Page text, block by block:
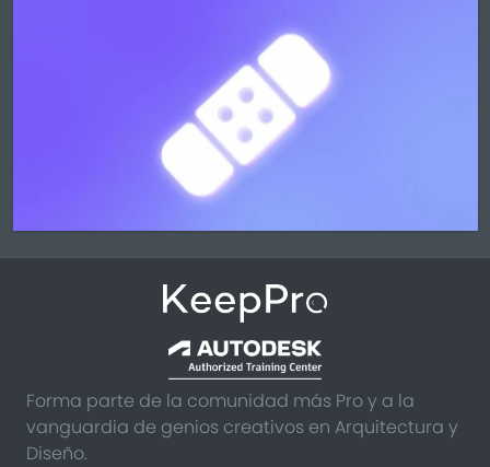
Forma parte de la comunidad más Pro y a la
vanguardia de genios creativos en Arquitectura y
Diseño.